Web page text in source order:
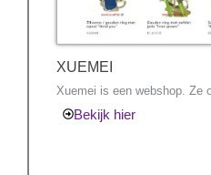
XUEMEI
Xuemei is een webshop. Ze
Bekijk hier